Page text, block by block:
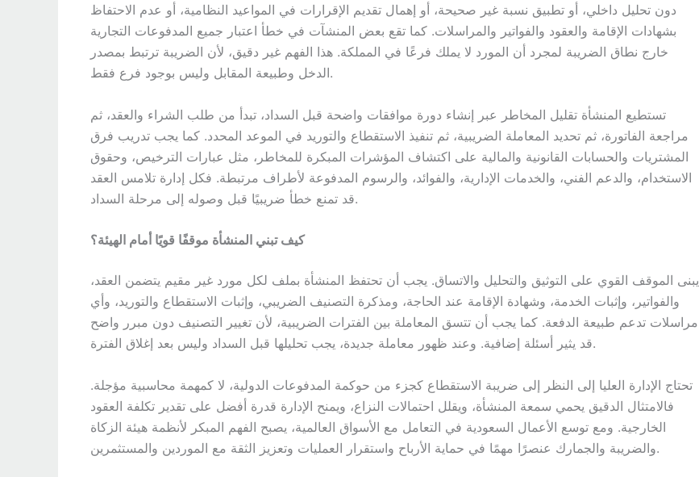
دون تحليل داخلي، أو تطبيق نسبة غير صحيحة، أو إهمال تقديم الإقرارات في المواعيد النظامية، أو عدم الاحتفاظ
بشهادات الإقامة والعقود والفواتير والمراسلات. كما تقع بعض المنشآت في خطأ اعتبار جميع المدفوعات التجارية
خارج نطاق الضريبة لمجرد أن المورد لا يملك فرعًا في المملكة. هذا الفهم غير دقيق، لأن الضريبة ترتبط بمصدر
الدخل وطبيعة المقابل وليس بوجود فرع فقط.
تستطيع المنشأة تقليل المخاطر عبر إنشاء دورة موافقات واضحة قبل السداد، تبدأ من طلب الشراء والعقد، ثم
مراجعة الفاتورة، ثم تحديد المعاملة الضريبية، ثم تنفيذ الاستقطاع والتوريد في الموعد المحدد. كما يجب تدريب فرق
المشتريات والحسابات القانونية والمالية على اكتشاف المؤشرات المبكرة للمخاطر، مثل عبارات الترخيص، وحقوق
الاستخدام، والدعم الفني، والخدمات الإدارية، والفوائد، والرسوم المدفوعة لأطراف مرتبطة. فكل إدارة تلامس العقد
قد تمنع خطأ ضريبيًا قبل وصوله إلى مرحلة السداد.
كيف تبني المنشأة موقفًا قويًا أمام الهيئة؟
يبنى الموقف القوي على التوثيق والتحليل والاتساق. يجب أن تحتفظ المنشأة بملف لكل مورد غير مقيم يتضمن العقد،
والفواتير، وإثبات الخدمة، وشهادة الإقامة عند الحاجة، ومذكرة التصنيف الضريبي، وإثبات الاستقطاع والتوريد، وأي
مراسلات تدعم طبيعة الدفعة. كما يجب أن تتسق المعاملة بين الفترات الضريبية، لأن تغيير التصنيف دون مبرر واضح
قد يثير أسئلة إضافية. وعند ظهور معاملة جديدة، يجب تحليلها قبل السداد وليس بعد إغلاق الفترة.
تحتاج الإدارة العليا إلى النظر إلى ضريبة الاستقطاع كجزء من حوكمة المدفوعات الدولية، لا كمهمة محاسبية مؤجلة.
فالامتثال الدقيق يحمي سمعة المنشأة، ويقلل احتمالات النزاع، ويمنح الإدارة قدرة أفضل على تقدير تكلفة العقود
الخارجية. ومع توسع الأعمال السعودية في التعامل مع الأسواق العالمية، يصبح الفهم المبكر لأنظمة هيئة الزكاة
والضريبة والجمارك عنصرًا مهمًا في حماية الأرباح واستقرار العمليات وتعزيز الثقة مع الموردين والمستثمرين.